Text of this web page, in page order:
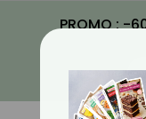
PROMO : -